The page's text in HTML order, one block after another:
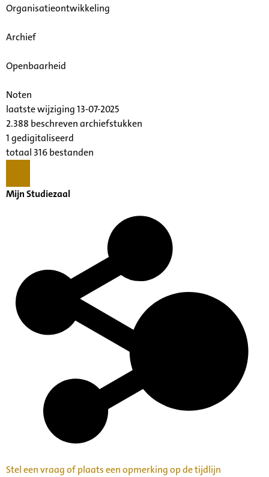
Organisatieontwikkeling
Archief
Openbaarheid
Noten
laatste wijziging 13-07-2025
2.388 beschreven archiefstukken
1 gedigitaliseerd
totaal 316 bestanden
Mijn Studiezaal
Stel een vraag of plaats een opmerking op de tijdlijn